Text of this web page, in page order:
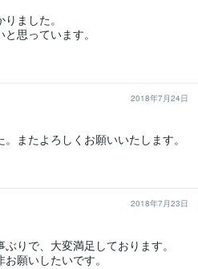
ました。
思っています。
2018年7月24日
またよろしくお願いいたします。
2018年7月23日
りで、大変満足しております。
願いしたいです。